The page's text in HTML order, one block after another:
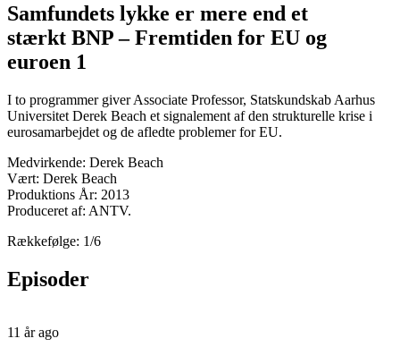
Samfundets lykke er mere end et
stærkt BNP – Fremtiden for EU og
euroen 1
I to programmer giver Associate Professor, Statskundskab Aarhus
Universitet Derek Beach et signalement af den strukturelle krise i
eurosamarbejdet og de afledte problemer for EU.
Medvirkende: Derek Beach
Vært: Derek Beach
Produktions År: 2013
Produceret af: ANTV.
Rækkefølge: 1/6
Episoder
11 år ago